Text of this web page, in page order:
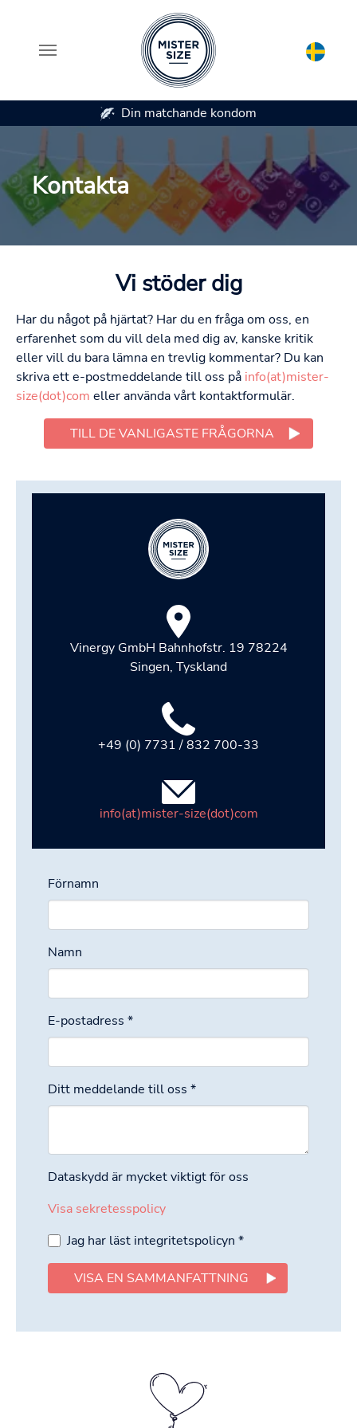
Skip to main content
Din matchande kondom
Kontakta
Vi stöder dig
Har du något på hjärtat? Har du en fråga om oss, en
erfarenhet som du vill dela med dig av, kanske kritik
eller vill du bara lämna en trevlig kommentar? Du kan
skriva ett e-postmeddelande till oss på info(at)mister-
size(dot)com eller använda vårt kontaktformulär.
TILL DE VANLIGASTE FRÅGORNA
Vinergy GmbH Bahnhofstr. 19 78224
Singen, Tyskland
+49 (0) 7731 / 832 700-33
info(at)mister-size(dot)com
Förnamn
Namn
E-postadress *
Ditt meddelande till oss *
Dataskydd är mycket viktigt för oss
Visa sekretesspolicy
Jag har läst integritetspolicyn *
VISA EN SAMMANFATTNING